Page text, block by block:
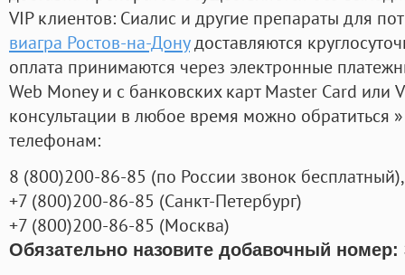
VIP клиентов: Сиалис и другие препараты для
виагра Ростов-на-Донудоставляются
оплата принимаются через электронные
Web Money и с банковских карт Master Card или
консультации в любое время можно обратиться
телефонам:
8 (800)200-86-85 (по России звонок бесплатный),
+7 (800)200-86-85 (Санкт-Петербург)
+7 (800)200-86-85 (Москва)
Обязательно назовите добавочный номер: